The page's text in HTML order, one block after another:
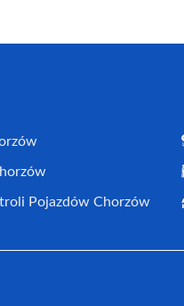
Pojazdów Chorzów